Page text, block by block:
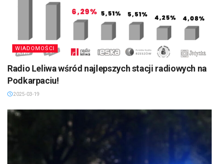
WIADOMOŚCI
Radio Leliwa wśród najlepszych stacji radiowych na
Podkarpaciu!
2025-03-19